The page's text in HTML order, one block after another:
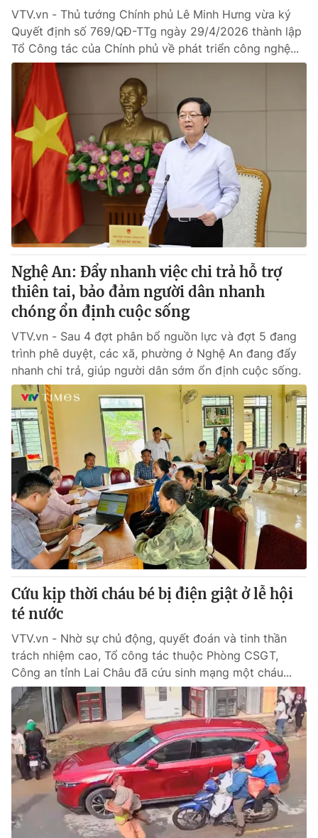
VTV.vn - Thủ tướng Chính phủ Lê Minh Hưng vừa ký
Quyết định số 769/QĐ-TTg ngày 29/4/2026 thành lập
Tổ Công tác của Chính phủ về phát triển công nghệ...
Nghệ An: Đẩy nhanh việc chi trả hỗ trợ
thiên tai, bảo đảm người dân nhanh
chóng ổn định cuộc sống
VTV.vn - Sau 4 đợt phân bổ nguồn lực và đợt 5 đang
trình phê duyệt, các xã, phường ở Nghệ An đang đẩy
nhanh chi trả, giúp người dân sớm ổn định cuộc sống.
Cứu kịp thời cháu bé bị điện giật ở lễ hội
té nước
VTV.vn - Nhờ sự chủ động, quyết đoán và tinh thần
trách nhiệm cao, Tổ công tác thuộc Phòng CSGT,
Công an tỉnh Lai Châu đã cứu sinh mạng một cháu...